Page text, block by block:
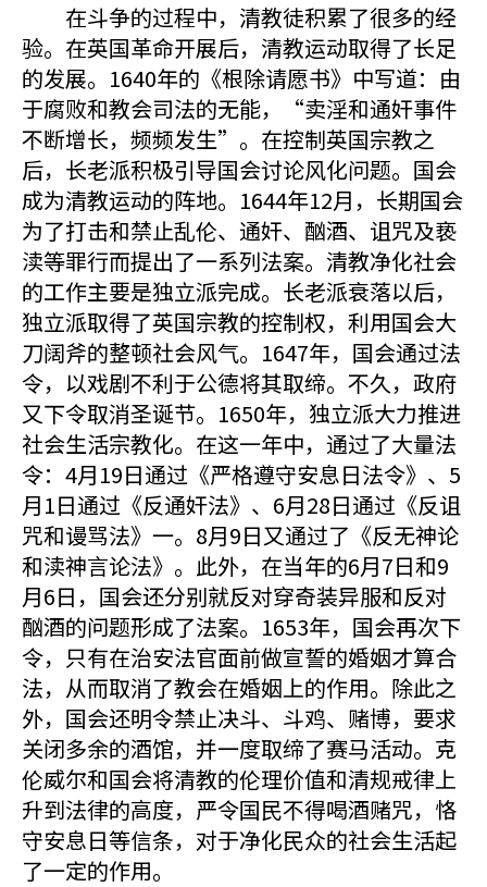
在斗争的过程中，清教徒积累了很多的经
验。在英国革命开展后，清教运动取得了长足
的发展。1640年的《根除请愿书》中写道：由
于腐败和教会司法的无能，“卖淫和通奸事件
不断增长，频频发生”。在控制英国宗教之
后，长老派积极引导国会讨论风化问题。国会
成为清教运动的阵地。1644年12月，长期国会
为了打击和禁止乱伦、通奸、酗酒、诅咒及亵
渎等罪行而提出了一系列法案。清教净化社会
的工作主要是独立派完成。长老派衰落以后，
独立派取得了英国宗教的控制权，利用国会大
刀阔斧的整顿社会风气。1647年，国会通过法
令，以戏剧不利于公德将其取缔。不久，政府
又下令取消圣诞节。1650年，独立派大力推进
社会生活宗教化。在这一年中，通过了大量法
令：4月19日通过《严格遵守安息日法令》、5
月1日通过《反通奸法》、6月28日通过《反诅
咒和谩骂法》一。8月9日又通过了《反无神论
和渎神言论法》。此外，在当年的6月7日和9
月6日，国会还分别就反对穿奇装异服和反对
酗酒的问题形成了法案。1653年，国会再次下
令，只有在治安法官面前做宣誓的婚姻才算合
法，从而取消了教会在婚姻上的作用。除此之
外，国会还明令禁止决斗、斗鸡、赌博，要求
关闭多余的酒馆，并一度取缔了赛马活动。克
伦威尔和国会将清教的伦理价值和清规戒律上
升到法律的高度，严令国民不得喝酒赌咒，恪
守安息日等信条，对于净化民众的社会生活起
了一定的作用。